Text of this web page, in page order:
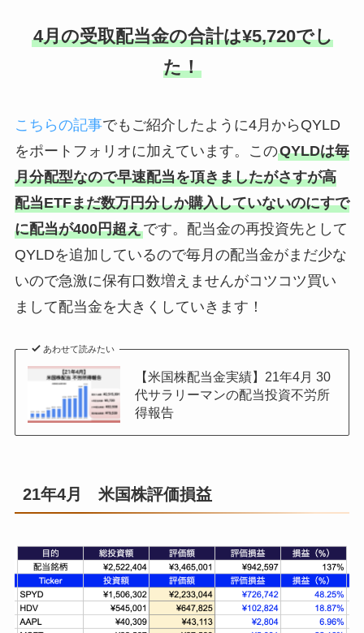
4月の受取配当金の合計は¥5,720でし
た！
こちらの記事でもご紹介したように4月からQYLD
をポートフォリオに加えています。このQYLDは毎
月分配型なので早速配当を頂きましたがさすが高
配当ETFまだ数万円分しか購入していないのにすで
に配当が400円超えです。配当金の再投資先として
QYLDを追加しているので毎月の配当金がまだ少な
いので急激に保有口数増えませんがコツコツ買い
まして配当金を大きくしていきます！
あわせて読みたい
【米国株配当金実績】21年4月 30
代サラリーマンの配当投資不労所
得報告
21年4月 米国株評価損益